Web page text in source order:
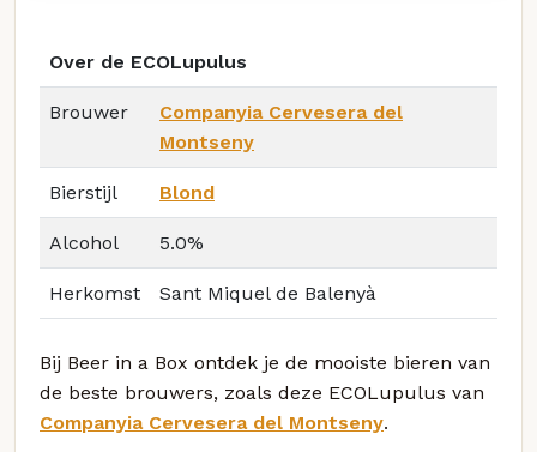
Over de ECOLupulus
Brouwer
Companyia Cervesera del
Montseny
Bierstijl Blond
Alcohol 5.0%
Herkomst Sant Miquel de Balenyà
Bij Beer in a Box ontdek je de mooiste bieren van
de beste brouwers, zoals deze ECOLupulus van
Companyia Cervesera del Montseny.